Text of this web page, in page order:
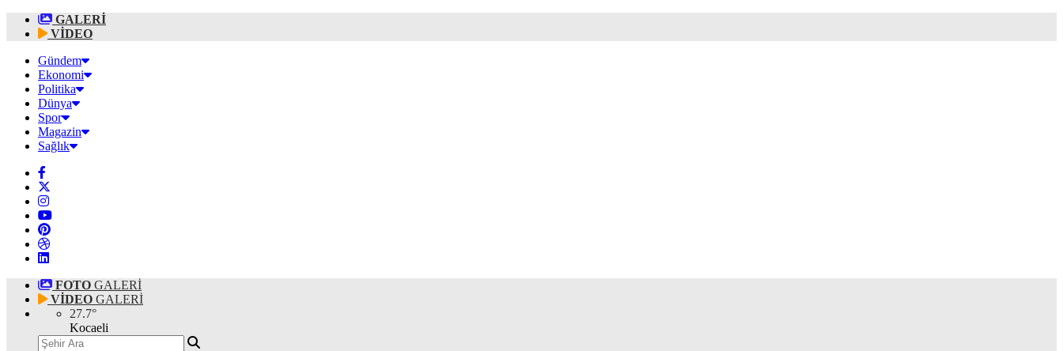
GALERİ
VİDEO
Gündem
Ekonomi
Politika
Dünya
Spor
Magazin
Sağlık
FOTO GALERİ
VİDEO GALERİ
27.7°
Kocaeli